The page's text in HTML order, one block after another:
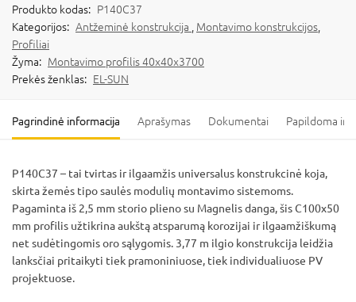
Produkto kodas: P140C37
Kategorijos: Antžeminė konstrukcija , Montavimo konstrukcijos,
Profiliai
Žyma: Montavimo profilis 40x40x3700
Prekės ženklas: EL-SUN
Pagrindinė informacija Aprašymas Dokumentai Papildoma
P140C37 – tai tvirtas ir ilgaamžis universalus konstrukcinė koja,
skirta žemės tipo saulės modulių montavimo sistemoms.
Pagaminta iš 2,5 mm storio plieno su Magnelis danga, šis C100x50
mm profilis užtikrina aukštą atsparumą korozijai ir ilgaamžiškumą
net sudėtingomis oro sąlygomis. 3,77 m ilgio konstrukcija leidžia
lanksčiai pritaikyti tiek pramoniniuose, tiek individualiuose PV
projektuose.